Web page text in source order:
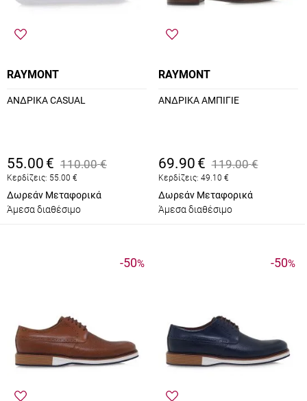
RAYMONT
ΑΝΔΡΙΚΑ CASUAL
55.00 € 110.00 €
Κερδίζεις: 55.00 €
Δωρεάν Μεταφορικά
Άμεσα διαθέσιμο
RAYMONT
ΑΝΔΡΙΚΑ ΑΜΠΙΓΙΕ
69.90 € 119.00 €
Κερδίζεις: 49.10 €
Δωρεάν Μεταφορικά
Άμεσα διαθέσιμο
-50% -50%